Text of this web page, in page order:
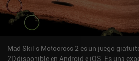
Mad Skills Motocross 2 es un juego
2D disponible en Android e iOS. Es una